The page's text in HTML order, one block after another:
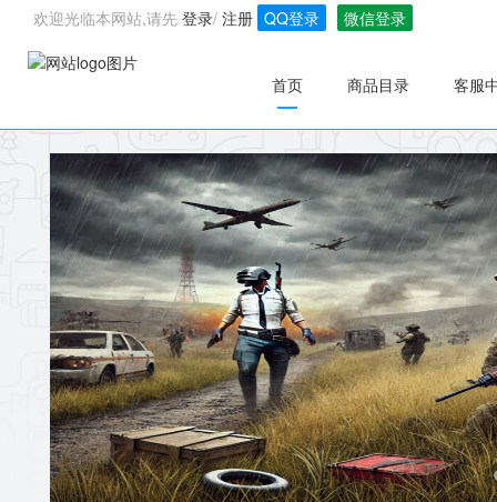
欢迎光临本网站,请先 登录/ 注册 QQ登录 微信登录
首页 商品目录 客服